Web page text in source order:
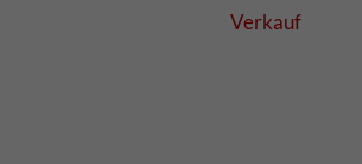
Verkauf